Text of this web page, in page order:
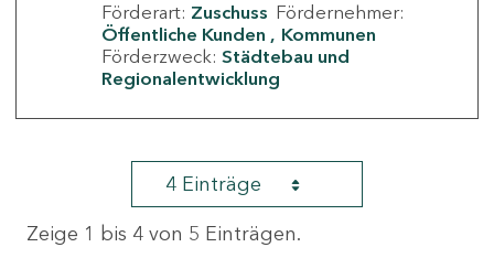
Förderart: Zuschuss Fördernehmer:
Öffentliche Kunden
Kommunen
Förderzweck: Städtebau und
Regionalentwicklung
4 Einträge
Zeige 1 bis 4 von 5 Einträgen.